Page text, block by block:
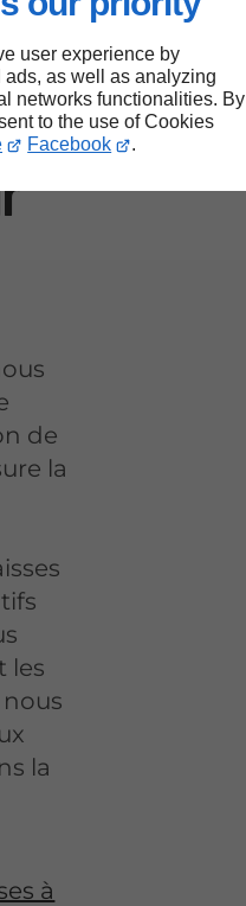
user experience by
as well as analyzing
networks functionalities. By
to the use of Cookies
Facebook .
de
la
les
la
à